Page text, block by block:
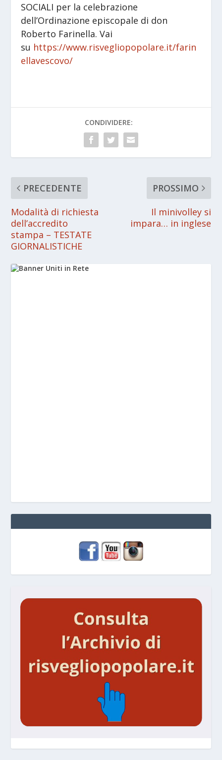
SOCIALI per la celebrazione
dell’Ordinazione episcopale di don
Roberto Farinella. Vai
su https://www.risvegliopopolare.it/farin
ellavescovo/
CONDIVIDERE:
PRECEDENTE
Modalità di richiesta
dell’accredito
stampa – TESTATE
GIORNALISTICHE
PROSSIMO
Il minivolley si
impara… in inglese